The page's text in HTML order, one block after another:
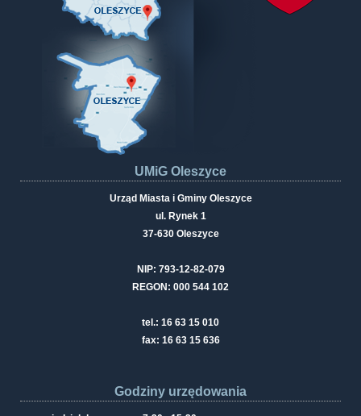
UMiG Oleszyce
Urząd Miasta i Gminy Oleszyce
ul. Rynek 1
37-630 Oleszyce
NIP: 793-12-82-079
REGON: 000 544 102
tel.: 16 63 15 010
fax: 16 63 15 636
Godziny urzędowania